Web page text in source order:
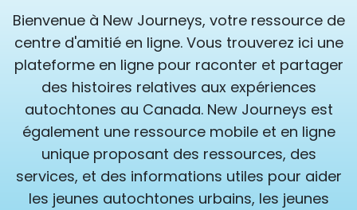
Bienvenue à New Journeys, votre ressource de
centre d'amitié en ligne. Vous trouverez ici une
plateforme en ligne pour raconter et partager
des histoires relatives aux expériences
autochtones au Canada. New Journeys est
également une ressource mobile et en ligne
unique proposant des ressources, des
services, et des informations utiles pour aider
les jeunes autochtones urbains, les jeunes